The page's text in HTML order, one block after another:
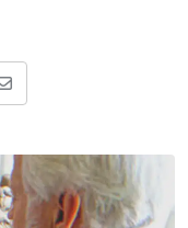
Share
Email